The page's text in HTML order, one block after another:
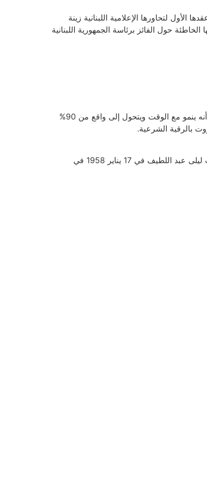
عقدها الأول لتحاورها الإعلامية اللبنانية زينة
حول الفائز برئاسة الجمهورية اللبنانية
وأشارت وسائل إعلام لبنانية وعربية إلى أن عبد اللطيف لا يتنبأ بالمستقبل وليس عرافا، بل يمتلك فقط قوة الإلهام السادس، أي أنه ينمو مع الوقت ويتحول إلى واقع من 90%
وتزايدت توقعاتها بشكل كبير في الفترة الأخيرة، خاصة بعد أن تحقق بعضها، حيث تنبأت بكارثة سوريا وتركيا وحرب أوكرانيا. ولدت ليلى عبد اللطيف في 17 يناير 1958 في